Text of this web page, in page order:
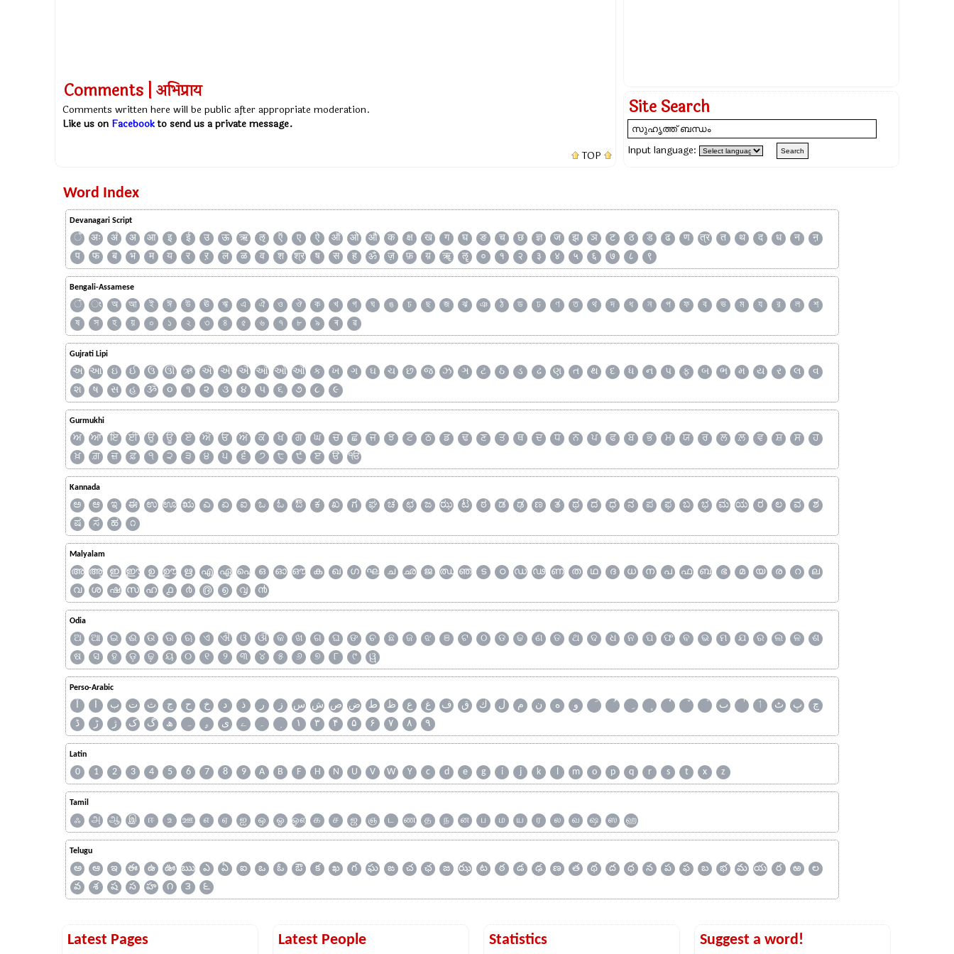
Comments | अभिप्राय
Comments written here will be public after appropriate moderation.
Like us on Facebookto send us a private message.
TOP
Site Search
Input language:
Word Index
Devanagari Script
ँ अः अं अ आ इ ई उ ऊ ऋ ऌ ऍ ए ऐ ऑ ओ औ क क्ष ख ग घ ङ च छ ज्ञ ज झ ञ ट ठ ड ढ ण त्र त थ द ध न
ऩ
प
फ ब भ म य र ऱ ल ळ व श श्र ष स ह ॐ ज़ फ़ य़ ॠ ॡ ० १ २ ३ ४ ५ ६ ७ ८ ९
Bengali-Assamese
ঁ ং অ আ ই ঈ উ ঊ ঋ এ ঐ ও ঔ ক খ গ ঘ ঙ চ ছ জ ঝ ঞ ঠ ড ঢ ণ ত থ দ ধ ন প ফ ব ভ ম য র ল
শ
ষ
স হ য় ০ ১ ২ ৩ ৪ ৫ ৬ ৭ ৮ ৯ ৰ ৱ
Gujrati Lipi
અ આ ઇ ઈ ઉ ઊ ઋ ઍ એ ઐ ઑ ઓ ઔ ક ખ ગ ઘ ચ છ જ ઝ ઞ ટ ઠ ડ ઢ ણ ત થ દ ધ ન પ ફ બ ભ મ ય ર લ
વ
શ
ષ સ હ ૐ ૦ ૧ ૨ ૩ ૪ ૫ ૬ ૭ ૮ ૯
Gurmukhi
ਅ ਆ ਇ ਈ ਉ ਊ ਏ ਐ ਓ ਔ ਕ ਖ ਗ ਘ ਚ ਛ ਜ ਝ ਟ ਠ ਡ ਢ ਣ ਤ ਥ ਦ ਧ ਨ ਪ ਫ ਬ ਭ ਮ ਯ ਰ ਲ ਲ਼ ਵ ਸ਼ ਸ
ਹ
ਖ਼
ਗ਼ ਜ਼ ਫ਼ ੧ ੨ ੩ ੪ ੫ ੬ ੭ ੮ ੯ ੲ ੳ ੴ
Kannada
ಅ ಆ ಇ ಈ ಉ ಊ ಋ ಎ ಏ ಐ ಒ ಓ ಔ ಕ ಖ ಗ ಘ ಚ ಛ ಜ ಝ ಟ ಠ ಡ ಢ ಣ ತ ಥ ದ ಧ ನ ಪ ಫ ಬ ಭ ಮ ಯ ರ ಲ ವ
ಶ
ಷ
ಸ ಹ ೧
Malyalam
അ ആ ഇ ഈ ഉ ഊ ഋ എ ഏ ഐ ഒ ഓ ഔ ക ഖ ഗ ഘ ച ഛ ജ ഝ ഞ ട ഠ ഡ ഢ ണ ത ഥ ദ ധ ന പ ഫ ബ ഭ മ യ ര റ
ല
വ
ശ ഷ സ ഹ ൧ ൪ ൫ ൭ ൮ ൯
Odia
ଅ ଆ ଇ ଈ ଉ ଊ ଋ ଏ ଐ ଓ ଔ କ ଖ ଗ ଘ ଙ ଚ ଛ ଜ ଝ ଞ ଟ ଠ ଡ ଢ ଣ ତ ଥ ଦ ଧ ନ ପ ଫ ବ ଭ ମ ଯ ର ଲ ଳ
ଶ
ଷ
ସ ହ ଡ଼ ଢ଼ ୟ ୦ ୧ ୨ ୩ ୪ ୫ ୬ ୭ ୮ ୯ ୱ
Perso-Arabic
آ ا ب ت ث ج ح خ د ذ ر ز س ش ص ض ط ظ ع غ ف ق ك ل م ن ه و ٮ ٲ ٹ پ
چ
ڈ
ڑ ژ ک گ ھ ہ ۄ ی ے ۔ ۱ ۳ ۴ ۵ ۶ ۷ ۸ ۹
Latin
0 1 2 3 4 5 6 7 8 9 A B F H N U V W Y c d e g i j k l m o p q r s t x z
Tamil
ஃ அ ஆ இ ஈ உ ஊ எ ஏ ஐ ஒ ஓ ஔ க ச ஜ ஞ ட ண த ந ன ப ம ய ர ல வ ஷ ஸ ஹ
Telugu
అ ఆ ఇ ఈ ఉ ఊ ఋ ఎ ఏ ఐ ఒ ఓ ఔ క ఖ గ ఘ ఙ చ ఛ జ ఝ ట ఠ డ ఢ ణ త థ ద ధ న ప ఫ బ భ మ య ర ఱ
ల
వ
శ ష స హ ౧ ౩ ౬
Latest Pages Latest People Statistics Suggest a word!